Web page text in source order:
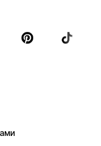
и вязаные изделия